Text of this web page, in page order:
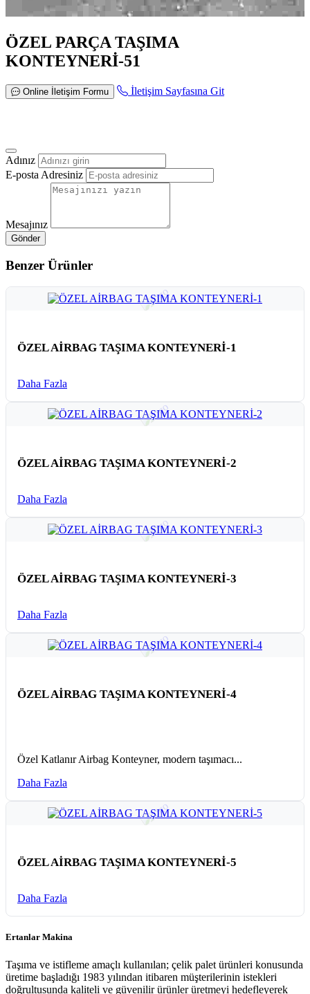
ÖZEL PARÇA TAŞIMA
KONTEYNERİ-51
Online İletişim Formu İletişim Sayfasına Git
Adınız
E-posta Adresiniz
Mesajınız
Gönder
Benzer Ürünler
ÖZEL AİRBAG TAŞIMA KONTEYNERİ-1
Daha Fazla
ÖZEL AİRBAG TAŞIMA KONTEYNERİ-2
Daha Fazla
ÖZEL AİRBAG TAŞIMA KONTEYNERİ-3
Daha Fazla
ÖZEL AİRBAG TAŞIMA KONTEYNERİ-4
Özel Katlanır Airbag Konteyner, modern taşımacı...
Daha Fazla
ÖZEL AİRBAG TAŞIMA KONTEYNERİ-5
Daha Fazla
Ertanlar Makina
Taşıma ve istifleme amaçlı kullanılan; çelik palet ürünleri konusunda
üretime başladığı 1983 yılından itibaren müşterilerinin istekleri
doğrultusunda kaliteli ve güvenilir ürünler üretmeyi hedefleyerek